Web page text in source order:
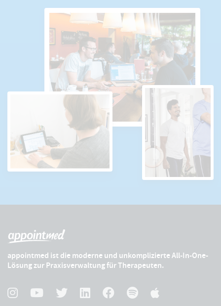
appointmed ist die moderne und unkomplizierte All-In-One-
Lösung zur Praxisverwaltung für Therapeuten.